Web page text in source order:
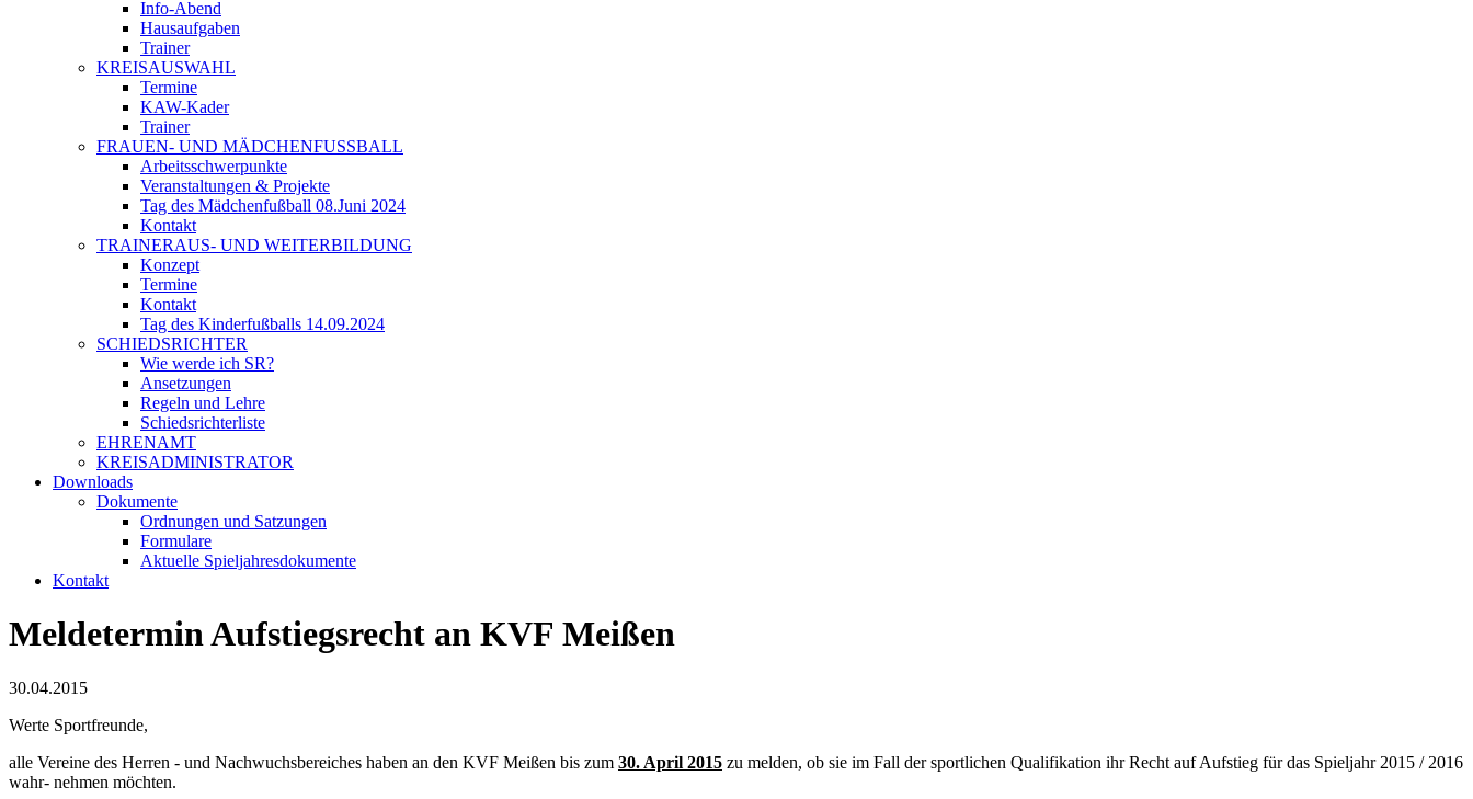
Info-Abend
Hausaufgaben
Trainer
KREISAUSWAHL
Termine
KAW-Kader
Trainer
FRAUEN- UND MÄDCHENFUSSBALL
Arbeitsschwerpunkte
Veranstaltungen & Projekte
Tag des Mädchenfußball 08.Juni 2024
Kontakt
TRAINERAUS- UND WEITERBILDUNG
Konzept
Termine
Kontakt
Tag des Kinderfußballs 14.09.2024
SCHIEDSRICHTER
Wie werde ich SR?
Ansetzungen
Regeln und Lehre
Schiedsrichterliste
EHRENAMT
KREISADMINISTRATOR
Downloads
Dokumente
Ordnungen und Satzungen
Formulare
Aktuelle Spieljahresdokumente
Kontakt
Meldetermin Aufstiegsrecht an KVF Meißen
30.04.2015
Werte Sportfreunde,
alle Vereine des Herren - und Nachwuchsbereiches haben an den KVF Meißen bis zum 30. April 2015 zu melden, ob sie im Fall der sportlichen Qualifikation ihr Recht auf Aufstieg für das Spieljahr 2015 / 2016
wahr- nehmen möchten.